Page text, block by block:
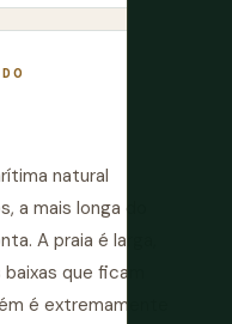
natural
a mais longa do
A praia é larga,
que ficam
é extremamente